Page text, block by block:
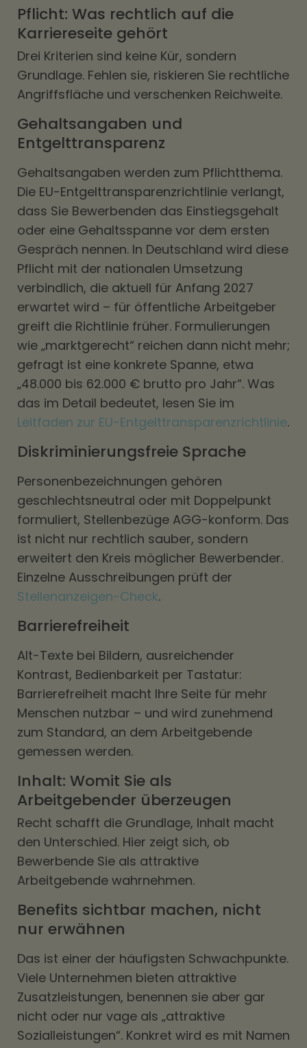
Pflicht: Was rechtlich auf die
Karriereseite gehört
Drei Kriterien sind keine Kür, sondern
Grundlage. Fehlen sie, riskieren Sie rechtliche
Angriffsfläche und verschenken Reichweite.
Gehaltsangaben und
Entgelttransparenz
Gehaltsangaben werden zum Pflichtthema.
Die EU-Entgelttransparenzrichtlinie verlangt,
dass Sie Bewerbenden das Einstiegsgehalt
oder eine Gehaltsspanne vor dem ersten
Gespräch nennen. In Deutschland wird diese
Pflicht mit der nationalen Umsetzung
verbindlich, die aktuell für Anfang 2027
erwartet wird – für öffentliche Arbeitgeber
greift die Richtlinie früher. Formulierungen
wie „marktgerecht“ reichen dann nicht mehr;
gefragt ist eine konkrete Spanne, etwa
„48.000 bis 62.000 € brutto pro Jahr“. Was
das im Detail bedeutet, lesen Sie im
Leitfaden zur EU-Entgelttransparenzrichtlinie.
Diskriminierungsfreie Sprache
Personenbezeichnungen gehören
geschlechtsneutral oder mit Doppelpunkt
formuliert, Stellenbezüge AGG-konform. Das
ist nicht nur rechtlich sauber, sondern
erweitert den Kreis möglicher Bewerbender.
Einzelne Ausschreibungen prüft der
Stellenanzeigen-Check.
Barrierefreiheit
Alt-Texte bei Bildern, ausreichender
Kontrast, Bedienbarkeit per Tastatur:
Barrierefreiheit macht Ihre Seite für mehr
Menschen nutzbar – und wird zunehmend
zum Standard, an dem Arbeitgebende
gemessen werden.
Inhalt: Womit Sie als
Arbeitgebender überzeugen
Recht schafft die Grundlage, Inhalt macht
den Unterschied. Hier zeigt sich, ob
Bewerbende Sie als attraktive
Arbeitgebende wahrnehmen.
Benefits sichtbar machen, nicht
nur erwähnen
Das ist einer der häufigsten Schwachpunkte.
Viele Unternehmen bieten attraktive
Zusatzleistungen, benennen sie aber gar
nicht oder nur vage als „attraktive
Sozialleistungen“. Konkret wird es mit Namen